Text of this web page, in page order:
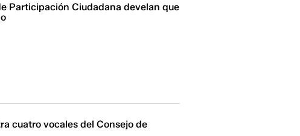
Participación Ciudadana develan que
cuatro vocales del Consejo de